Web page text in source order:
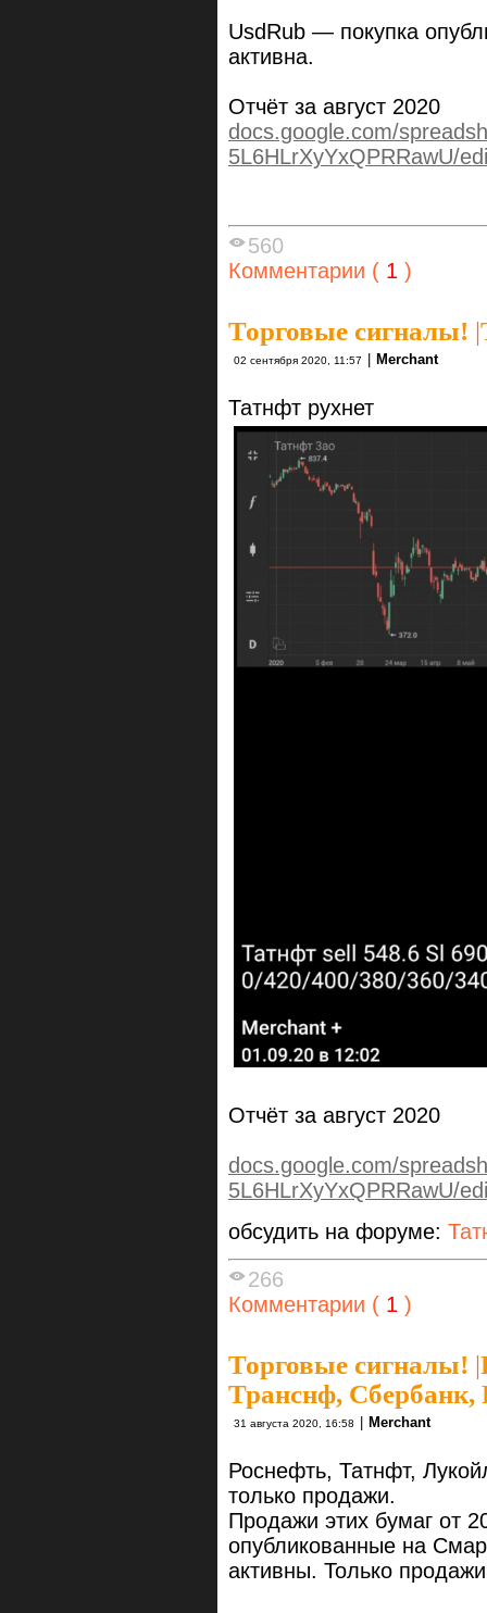
UsdRub — покупка
активна.
Отчёт за август 2020
docs.google.com/
5L6HLrXyYxQPRRawU/
560
Комментарии ( 1 )
Торговые сигналы! |
02 сентября 2020, 11:57 Merchant
Татнфт рухнет
Отчёт за август 2020
docs.google.com/
5L6HLrXyYxQPRRawU/
обсудить на форуме:
266
Комментарии ( 1 )
Торговые сигналы! |
Транснф, Сбербанк,
31 августа 2020, 16:58 Merchant
Роснефть, Татнфт,
только продажи.
Продажи этих бумаг от
опубликованные на
активны. Только